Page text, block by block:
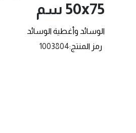
50x75 سم
الوسائد وأغطية الوسائد
رمز المنتج 1003804